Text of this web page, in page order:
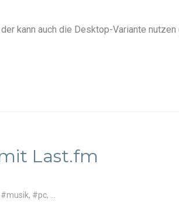
kann auch die Desktop-Variante nutzen
Last.fm
#musik, #pc, ...